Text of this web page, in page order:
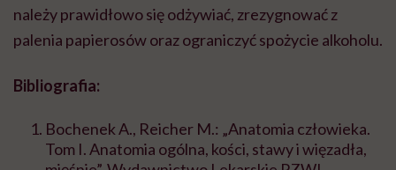
należy prawidłowo się odżywiać, zrezygnować z
palenia papierosów oraz ograniczyć spożycie alkoholu.
Bibliografia:
Bochenek A., Reicher M.: „Anatomia człowieka.
Tom I. Anatomia ogólna, kości, stawy i więzadła,